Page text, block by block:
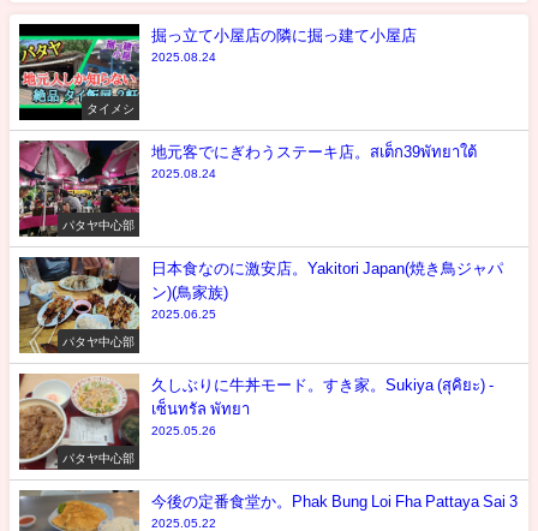
タイメシ
掘っ立て小屋店の隣に掘っ建て小屋店
2025.08.24
パタヤ中心部
地元客でにぎわうステーキ店。สเต็ก39พัทยาใต้
2025.08.24
パタヤ中心部
日本食なのに激安店。Yakitori Japan(焼き鳥ジャパ
ン)(鳥家族)
2025.06.25
パタヤ中心部
久しぶりに牛丼モード。すき家。Sukiya (สุคิยะ) -
เซ็นทรัล พัทยา
2025.05.26
今後の定番食堂か。Phak Bung Loi Fha Pattaya Sai 3
2025.05.22